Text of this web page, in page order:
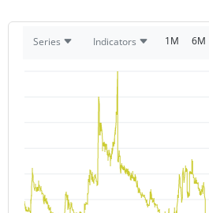
Series Indicators 1M 6M